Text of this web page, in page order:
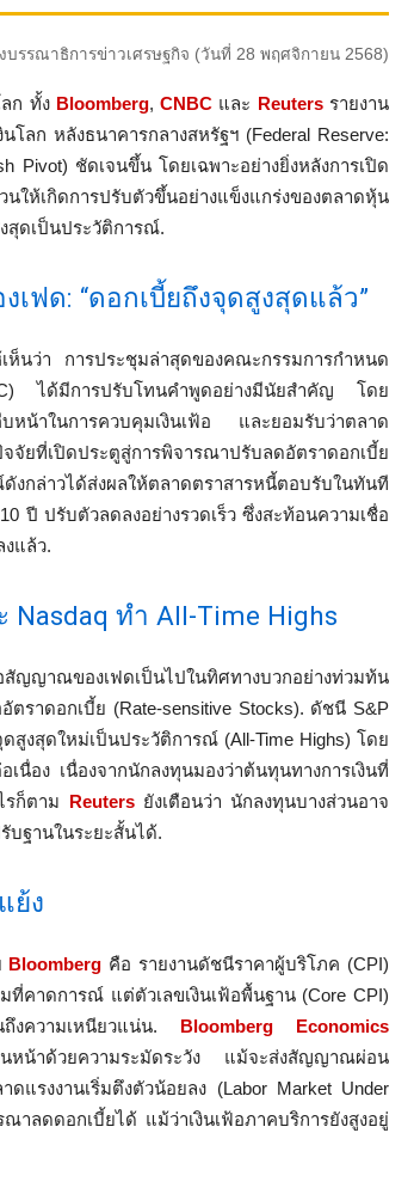
บรรณาธิการข่าวเศรษฐกิจ (วันที่ 28 พฤศจิกายน 2568)
ก ทั้ง Bloomberg,CNBC และ Reutersรายงาน
โลก หลังธนาคารกลางสหรัฐฯ (Federal Reserve:
Pivot) ชัดเจนขึ้น โดยเฉพาะอย่างยิ่งหลังการเปิด
ให้เกิดการปรับตัวขึ้นอย่างแข็งแกร่งของตลาดหุ้น
ดเป็นประวัติการณ์.
ฟด: “ดอกเบี้ยถึงจุดสูงสุดแล้ว”
ห็นว่า การประชุมล่าสุดของคณะกรรมการกำหนด
ได้มีการปรับโทนคำพูดอย่างมีนัยสำคัญ โดย
หน้าในการควบคุมเงินเฟ้อ และยอมรับว่าตลาด
ยที่เปิดประตูสู่การพิจารณาปรับลดอัตราดอกเบี้ย
กล่าวได้ส่งผลให้ตลาดตราสารหนี้ตอบรับในทันที
ปี ปรับตัวลดลงอย่างรวดเร็ว ซึ่งสะท้อนความเชื่อ
แล้ว.
ทำ All-Time Highs
ญาณของเฟดเป็นไปในทิศทางบวกอย่างท่วมท้น
ราดอกเบี้ย (Rate-sensitive Stocks). ดัชนี S&P
สูงสุดใหม่เป็นประวัติการณ์ (All-Time Highs) โดย
นื่อง เนื่องจากนักลงทุนมองว่าต้นทุนทางการเงินที่
รก็ตาม Reutersยังเตือนว่า นักลงทุนบางส่วนอาจ
บฐานในระยะสั้นได้.
ย้ง
Bloomberg คือ รายงานดัชนีราคาผู้บริโภค (CPI)
ที่คาดการณ์ แต่ตัวเลขเงินเฟ้อพื้นฐาน (Core CPI)
ถึงความเหนียวแน่น. Bloomberg Economics
นหน้าด้วยความระมัดระวัง แม้จะส่งสัญญาณผ่อน
แรงงานเริ่มตึงตัวน้อยลง (Labor Market Under
ลดดอกเบี้ยได้ แม้ว่าเงินเฟ้อภาคบริการยังสูงอยู่